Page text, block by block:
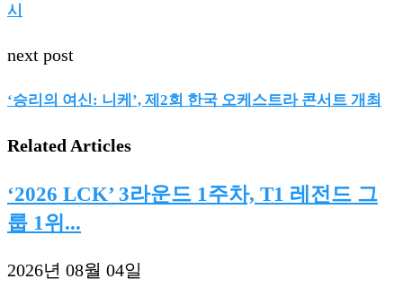
시
next post
‘승리의 여신: 니케’, 제2회 한국 오케스트라 콘서트 개최
Related Articles
‘2026 LCK’ 3라운드 1주차, T1 레전드 그
룹 1위...
2026년 08월 04일